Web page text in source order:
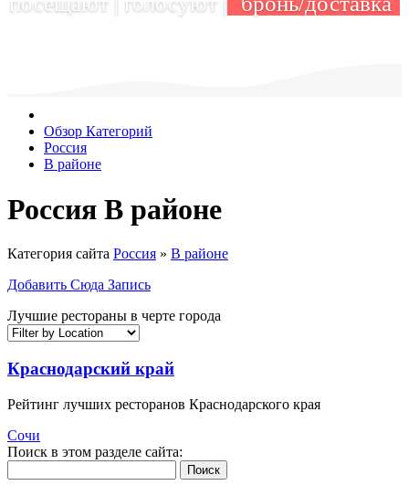
Обзор Категорий
Россия
В районе
Россия В районе
Категория сайта Россия » В районе
Добавить Сюда Запись
Лучшие рестораны в черте города
Краснодарский край
Рейтинг лучших ресторанов Краснодарского края
Сочи
Поиск в этом разделе сайта:
Поиск